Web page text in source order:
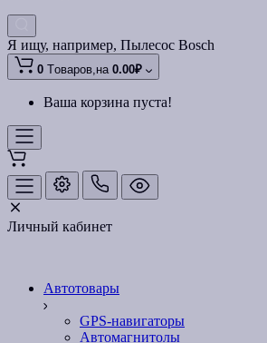
Я ищу, например, Пылесос Bosch
0 Tоваров,на 0.00₽
Ваша корзина пуста!
Личный кабинет
Автотовары
GPS-навигаторы
Автомагнитолы